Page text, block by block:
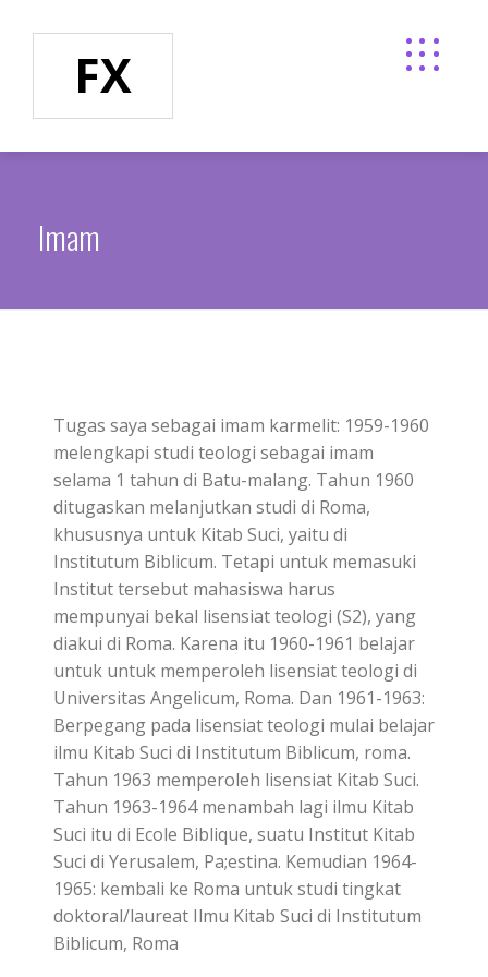
FX
Imam
Tugas saya sebagai imam karmelit: 1959-1960
melengkapi studi teologi sebagai imam
selama 1 tahun di Batu-malang. Tahun 1960
ditugaskan melanjutkan studi di Roma,
khususnya untuk Kitab Suci, yaitu di
Institutum Biblicum. Tetapi untuk memasuki
Institut tersebut mahasiswa harus
mempunyai bekal lisensiat teologi (S2), yang
diakui di Roma. Karena itu 1960-1961 belajar
untuk untuk memperoleh lisensiat teologi di
Universitas Angelicum, Roma. Dan 1961-1963:
Berpegang pada lisensiat teologi mulai belajar
ilmu Kitab Suci di Institutum Biblicum, roma.
Tahun 1963 memperoleh lisensiat Kitab Suci.
Tahun 1963-1964 menambah lagi ilmu Kitab
Suci itu di Ecole Biblique, suatu Institut Kitab
Suci di Yerusalem, Pa;estina. Kemudian 1964-
1965: kembali ke Roma untuk studi tingkat
doktoral/laureat Ilmu Kitab Suci di Institutum
Biblicum, Roma